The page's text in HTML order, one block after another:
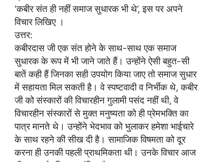
‘कबीर संत ही नहीं समाज सुधारक भी थे’, इस पर अपने
विचार लिखिए ।
उत्तर:
कबीरदास जी एक संत होने के साथ-साथ एक समाज
सुधारक के रूप में भी जाने जाते हैं। उन्होंने ऐसी बहुत-सी
बातें कही हैं जिनका सही उपयोग किया जाए तो समाज सुधार
में सहायता मिल सकती है। वे स्पष्टवादी व निर्भीक थे, कबीर
जी को संस्कारों की विचारहीन गुलामी पसंद नहीं थी, वे
विचारहीन संस्कारों से मुक्त मनुष्यता को ही प्रेमभक्ति का
पात्र मानते थे। उन्होंने भेदभाव को भुलाकर हमेशा भाईचारे
के साथ रहने की सीख दी है। सामाजिक विषमता को दूर
करना ही उनकी पहली प्राथमिकता थी। उनके विचार आज